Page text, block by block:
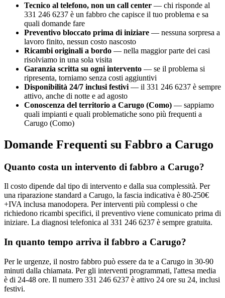
Tecnico al telefono, non un call center — chi risponde al
331 246 6237 è un fabbro che capisce il tuo problema e sa
quali domande fare
Preventivo bloccato prima di iniziare — nessuna sorpresa a
lavoro finito, nessun costo nascosto
Ricambi originali a bordo — nella maggior parte dei casi
risolviamo in una sola visita
Garanzia scritta su ogni intervento — se il problema si
ripresenta, torniamo senza costi aggiuntivi
Disponibilità 24/7 inclusi festivi — il 331 246 6237 è sempre
attivo, anche di notte e ad agosto
Conoscenza del territorio a Carugo (Como) — sappiamo
quali impianti e quali problematiche sono più frequenti a
Carugo (Como)
Domande Frequenti su Fabbro a Carugo
Quanto costa un intervento di fabbro a Carugo?
Il costo dipende dal tipo di intervento e dalla sua complessità. Per
una riparazione standard a Carugo, la fascia indicativa è 80-250€
+IVA inclusa manodopera. Per interventi più complessi o che
richiedono ricambi specifici, il preventivo viene comunicato prima di
iniziare. La diagnosi telefonica al 331 246 6237 è sempre gratuita.
In quanto tempo arriva il fabbro a Carugo?
Per le urgenze, il nostro fabbro può essere da te a Carugo in 30-90
minuti dalla chiamata. Per gli interventi programmati, l'attesa media
è di 24-48 ore. Il numero 331 246 6237 è attivo 24 ore su 24, inclusi
festivi.